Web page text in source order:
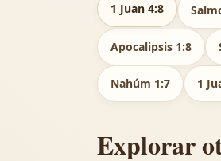
1 Juan 4:8
Apocalipsis 1:8
Nahúm 1:7 1
Explorar